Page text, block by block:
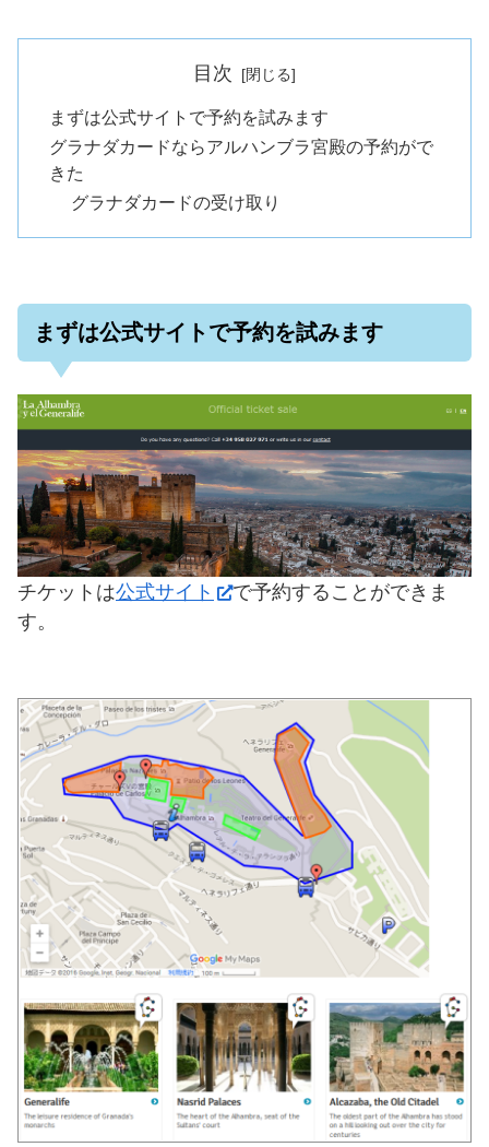
目次
まずは公式サイトで予約を試みます
グラナダカードならアルハンブラ宮殿の予約がで
きた
グラナダカードの受け取り
まずは公式サイトで予約を試みます
チケットは公式サイト
で予約することができま
す。